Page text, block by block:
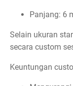
Panjang: 6
Selain ukuran
secara custom
Keuntungan